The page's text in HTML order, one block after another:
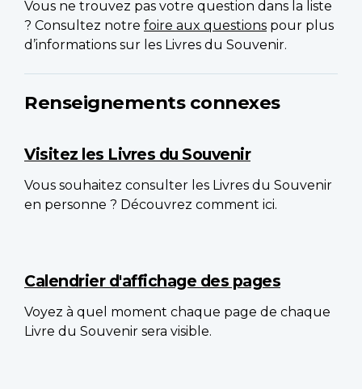
Vous ne trouvez pas votre question dans la liste
? Consultez notre foire aux questions pour plus
d’informations sur les Livres du Souvenir.
Renseignements connexes
Visitez les Livres du Souvenir
Vous souhaitez consulter les Livres du Souvenir
en personne ? Découvrez comment ici.
Calendrier d'affichage des pages
Voyez à quel moment chaque page de chaque
Livre du Souvenir sera visible.